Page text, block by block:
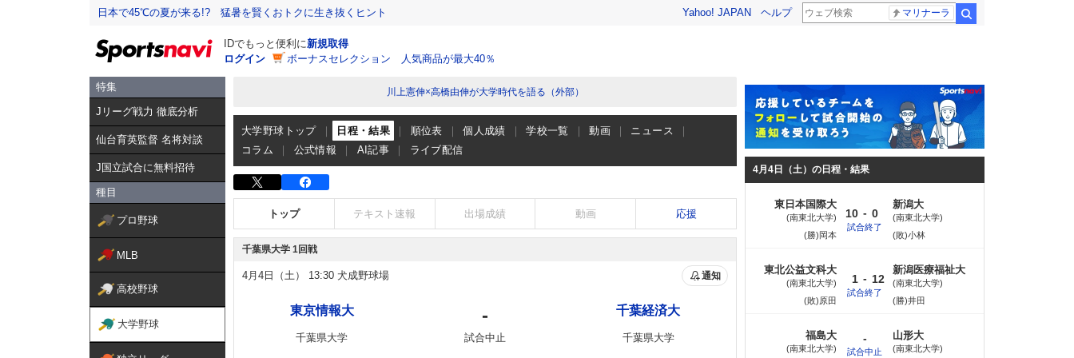
日本で45℃の夏が来る!? 猛暑を賢くおトクに生き抜くヒント Yahoo! JAPAN ヘルプ マリナーラ
IDでもっと便利に新規取得
ログイン
ボーナスセレクション 人気商品が最大40％
特集
Jリーグ戦力 徹底分析
仙台育英監督 名将対談
J国立試合に無料招待
種目
プロ野球
MLB
高校野球
大学野球
川上憲伸×高橋由伸が大学時代を語る（外部）
大学野球トップ 日程・結果 順位表 個人成績 学校一覧 動画
ニュース
コラム
公式情報 AI記事 ライブ配信
トップ テキスト速報 出場成績 動画 応援
千葉県大学 1回戦
4月4日（土） 13:30 犬成野球場 通知
東京情報大
千葉県大学
-
試合中止
千葉経済大
千葉県大学
4月4日（土）の日程・結果
東日本国際大
南東北大学
(勝)岡本
10 - 0
試合終了
新潟大
南東北大学
(敗)小林
東北公益文科大
南東北大学
(敗)原田
1 - 12
試合終了
新潟医療福祉大
南東北大学
(勝)井田
福島大
南東北大学
-
試合中止
山形大
南東北大学